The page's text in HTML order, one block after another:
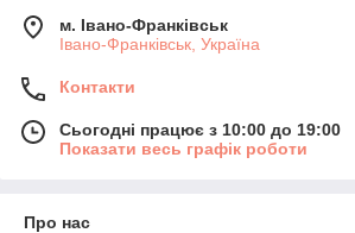
м. Івано-Франківськ
Івано-Франківськ, Україна
Контакти
Сьогодні працює з 10:00 до 19:00
Показати весь графік роботи
Про нас